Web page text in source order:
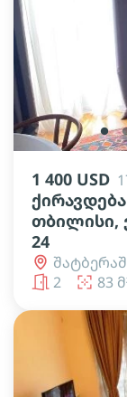
lens
1 400 USD
თბილისი,
24
2
83